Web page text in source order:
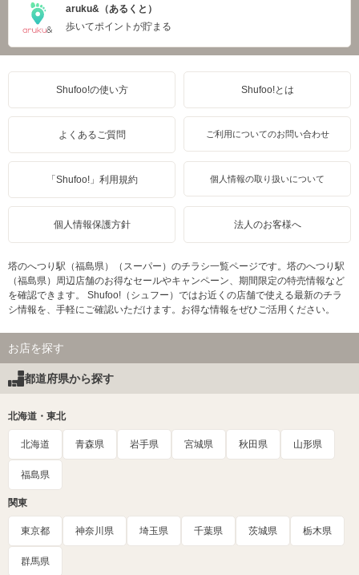
aruku&（あるくと）
歩いてポイントが貯まる
Shufoo!の使い方 Shufoo!とは
よくあるご質問 ご利用についてのお問い合わせ
「Shufoo!」利用規約 個人情報の取り扱いについて
個人情報保護方針 法人のお客様へ
塔のへつり駅（福島県）（スーパー）のチラシ一覧ページです。塔のへつり駅
（福島県）周辺店舗のお得なセールやキャンペーン、期間限定の特売情報など
を確認できます。 Shufoo!（シュフー）ではお近くの店舗で使える最新のチラ
シ情報を、手軽にご確認いただけます。お得な情報をぜひご活用ください。
お店を探す
都道府県から探す
北海道・東北
北海道 青森県 岩手県 宮城県 秋田県 山形県
福島県
関東
東京都 神奈川県 埼玉県 千葉県 茨城県 栃木県
群馬県